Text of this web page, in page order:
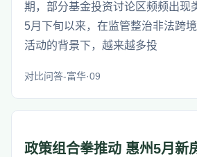
期，部分基金投资讨论区频频出现
5月下旬以来，在监管整治非法跨
活动的背景下，越来越多投
对比问答-富华·09
政策组合拳推动 惠州5月新